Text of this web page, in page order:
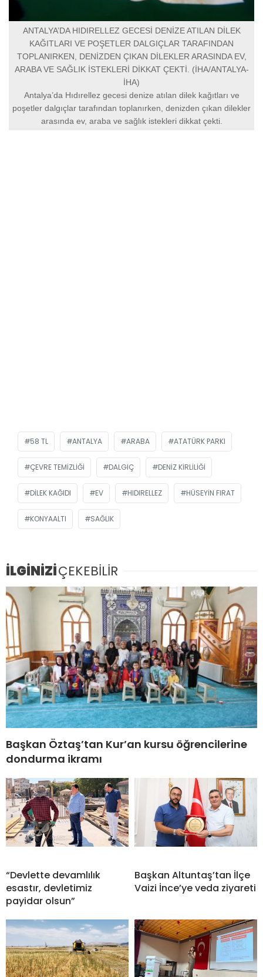
ANTALYA’DA HIDIRELLEZ GECESİ DENİZE ATILAN DİLEK
KAĞITLARI VE POŞETLER DALGIÇLAR TARAFINDAN
TOPLANIRKEN, DENİZDEN ÇIKAN DİLEKLER ARASINDA EV,
ARABA VE SAĞLIK İSTEKLERİ DİKKAT ÇEKTİ. (İHA/ANTALYA-
İHA)
Antalya’da Hıdırellez gecesi denize atılan dilek kağıtları ve
poşetler dalgıçlar tarafından toplanırken, denizden çıkan dilekler
arasında ev, araba ve sağlık istekleri dikkat çekti.
58 TL ANTALYA ARABA ATATÜRK PARKI
ÇEVRE TEMIZLIĞI DALGIÇ DENIZ KIRLILIĞI
DILEK KAĞIDI EV HIDIRELLEZ HÜSEYIN FIRAT
KONYAALTI SAĞLIK
İLGİNİZİÇEKEBİLİR
Başkan Öztaş’tan Kur’an kursu öğrencilerine
dondurma ikramı
“Devlette devamlılık
esastır, devletimiz
payidar olsun”
Başkan Altuntaş’tan İlçe
Vaizi İnce’ye veda ziyareti